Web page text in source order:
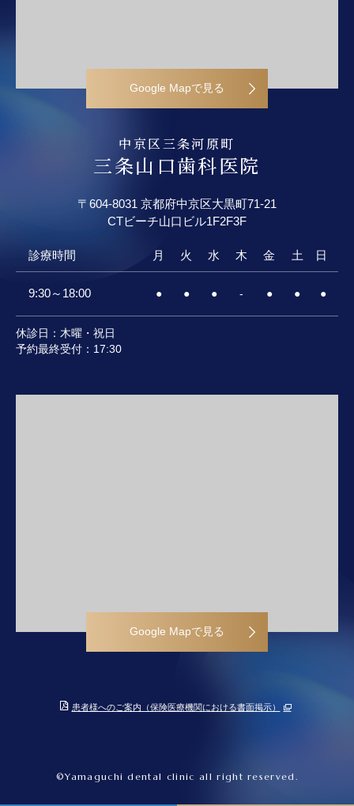
Google Mapで見る
中京区三条河原町
三条山口歯科医院
〒604-8031 京都府中京区大黒町71-21
CTビーチ山口ビル1F2F3F
診療時間 月 火 水 木 金 土 日
9:30～18:00 ● ● ● - ● ● ●
休診日：木曜・祝日
予約最終受付：17:30
Google Mapで見る
患者様へのご案内（保険医療機関における書面掲示）
©Yamaguchi dental clinic all right reserved.